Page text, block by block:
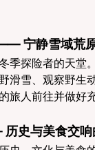
宁静雪域荒
季探险者的天堂
滑雪、观察野生
旅人前往并做好
史与美食交响